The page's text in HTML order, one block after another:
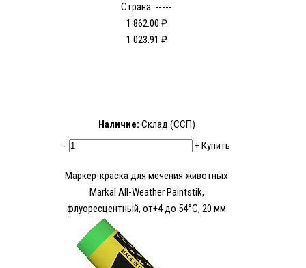
Страна: -----
1 862.00 ₽
1 023.91 ₽
Наличие: Склад (ССП)
-
+Купить
Маркер-краска для мечения животных
Markal All-Weather Paintstik,
флуоресцентный, от+4 до 54°C, 20 мм